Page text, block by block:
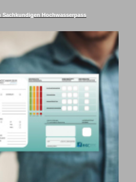
Sachkundigen Hochwasserpass